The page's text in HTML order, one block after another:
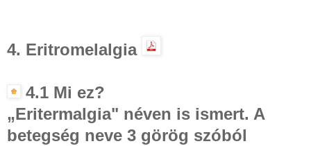
4. Eritromelalgia
4.1 Mi ez?
„Eritermalgia" néven is ismert. A
betegség neve 3 görög szóból